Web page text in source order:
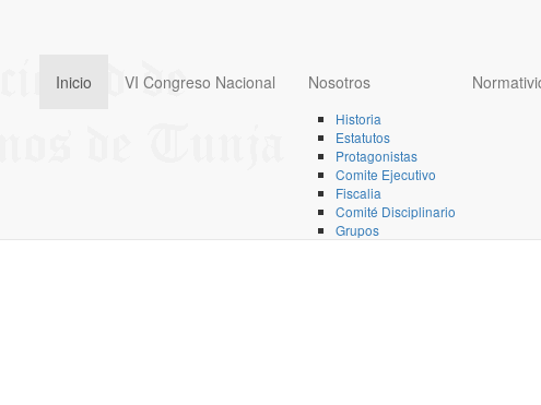
Inicio VI Congreso Nacional Nosotros
Historia
Estatutos
Protagonistas
Comite Ejecutivo
Fiscalia
Comité Disciplinario
Grupos